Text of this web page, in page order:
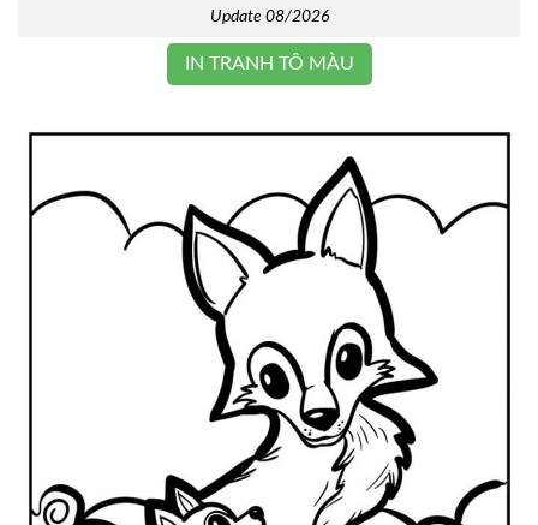
Update 08/2026
IN TRANH TÔ MÀU